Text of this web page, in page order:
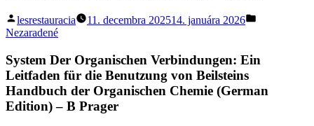
Posted
by
lesrestauracia 11. decembra 202514. januára 2026
Nezaradené
System Der Organischen Verbindungen: Ein
Leitfaden für die Benutzung von Beilsteins
Handbuch der Organischen Chemie (German
Edition) – B Prager